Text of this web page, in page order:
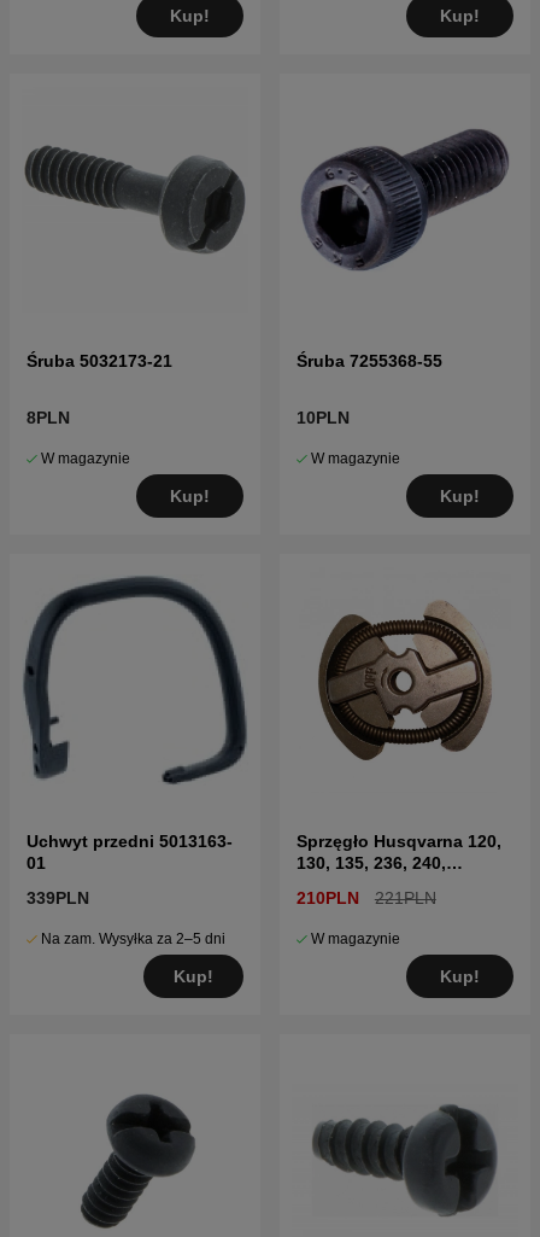
Kup! Kup!
Śruba 5032173-21
8PLN
W magazynie
Kup!
Śruba 7255368-55
10PLN
W magazynie
Kup!
Uchwyt przedni 5013163-
01
339PLN
Na zam. Wysyłka za 2–5 dni
Kup!
Sprzęgło Husqvarna 120,
130, 135, 236, 240,
210PLN 221PLN
W magazynie
Kup!